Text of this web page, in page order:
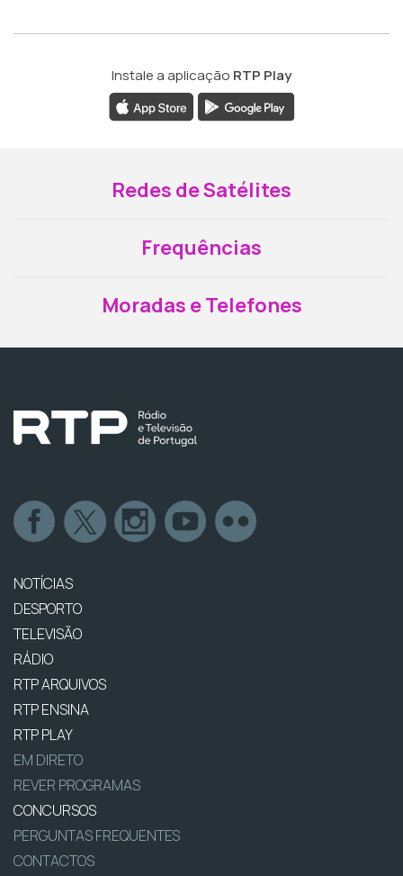
Instale a aplicação RTP Play
Redes de Satélites
Frequências
Moradas e Telefones
NOTÍCIAS
DESPORTO
TELEVISÃO
RÁDIO
RTP ARQUIVOS
RTP ENSINA
RTP PLAY
EM DIRETO
REVER PROGRAMAS
CONCURSOS
PERGUNTAS FREQUENTES
CONTACTOS